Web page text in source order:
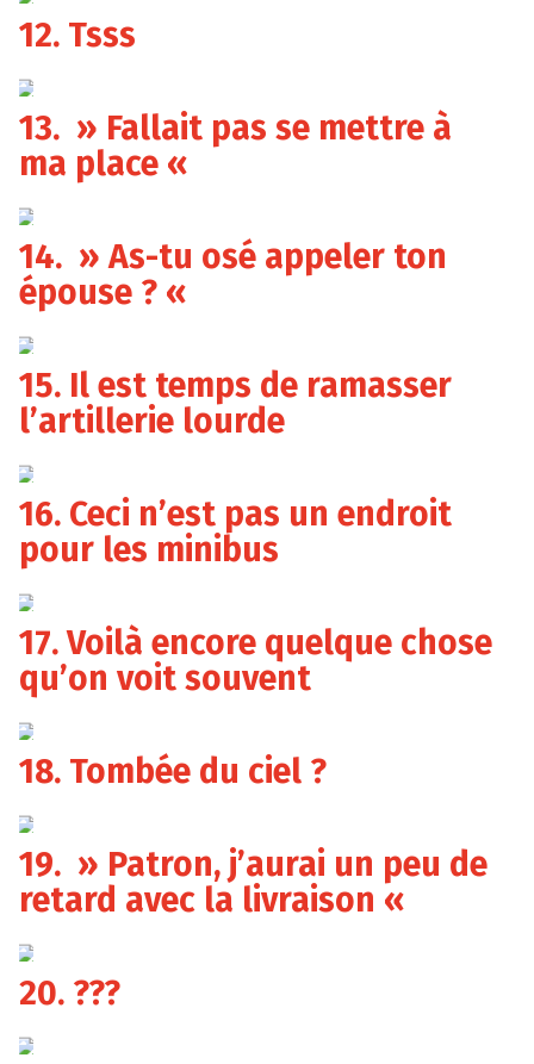
12. Tsss
13. » Fallait pas se mettre à
ma place «
14. » As-tu osé appeler ton
épouse ? «
15. Il est temps de ramasser
l’artillerie lourde
16. Ceci n’est pas un endroit
pour les minibus
17. Voilà encore quelque chose
qu’on voit souvent
18. Tombée du ciel ?
19. » Patron, j’aurai un peu de
retard avec la livraison «
20. ???